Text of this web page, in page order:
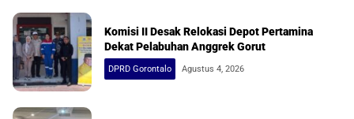
Komisi II Desak Relokasi Depot Pertamina
Dekat Pelabuhan Anggrek Gorut
DPRD Gorontalo Agustus 4, 2026